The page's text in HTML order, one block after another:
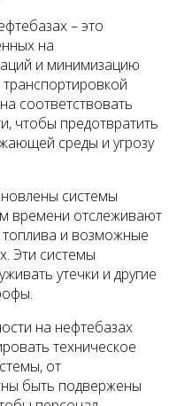
– это
на
и минимизацию
соответствовать
чтобы предотвратить
среды и угрозу
системы
времени отслеживают
топлива и возможные
Эти системы
утечки и другие
на нефтебазах
техническое
от
быть подвержены